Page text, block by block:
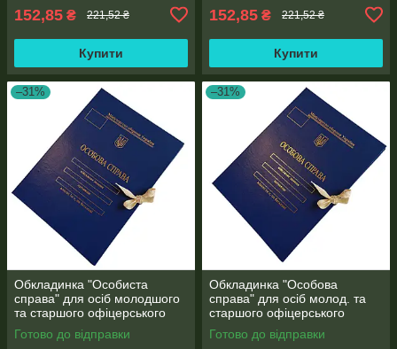
152,85 ₴ 221,52 ₴
Купити
152,85 ₴ 221,52 ₴
Купити
–31%
Обкладинка "Особиста
справа" для осіб молодшого
та старшого офіцерського
складу на зав'язках А4 без
клапанів, бумвініл 10 мм
Готово до відправки
–31%
Обкладинка "Особова
справа" для осіб молод. та
старшого офіцерського
складу на зав'язках А4 без
клапанів, бумвініл (10 мм)
Готово до відправки